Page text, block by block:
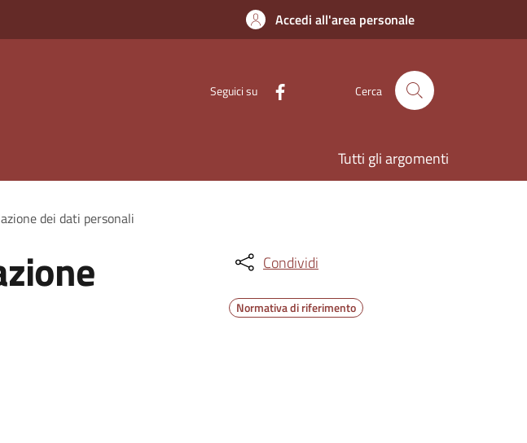
Accedi all'area personale
Seguici su Cerca
Tutti gli argomenti
dei dati personali
Condividi
Normativa di riferimento